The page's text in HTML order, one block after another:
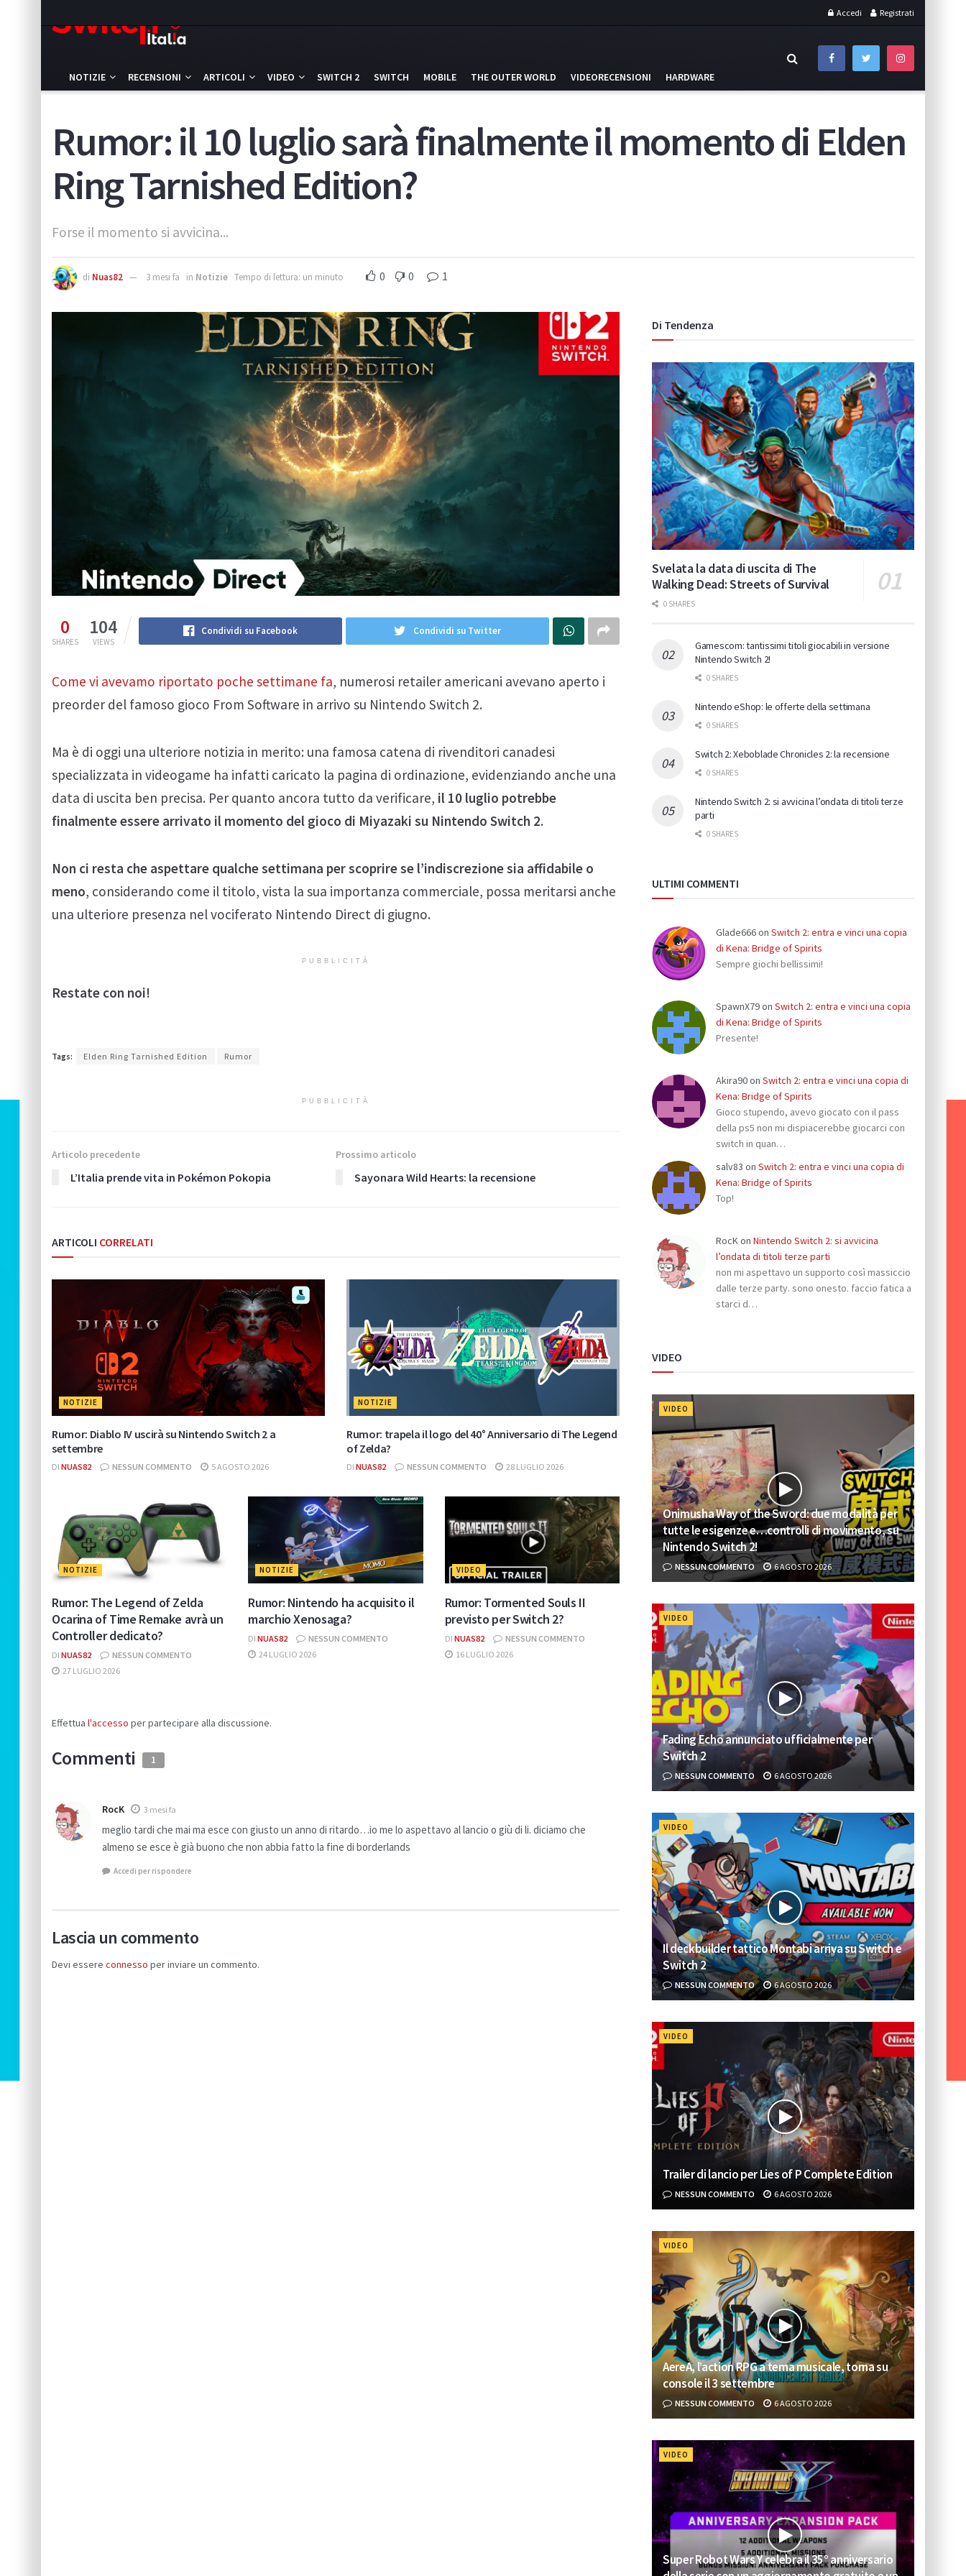
Accedi Registrati
NOTIZIE RECENSIONI ARTICOLI VIDEO SWITCH 2 SWITCH MOBILE THE OUTER WORLD VIDEORECENSIONI HARDWARE
Rumor: il 10 luglio sarà finalmente il momento di Elden
Ring Tarnished Edition?
Forse il momento si avvicina...
di Nuas82 3 mesi fa in Notizie Tempo di lettura: un minuto 0 0 1
0
SHARES
104
VIEWS
Condividi su Facebook Condividi su Twitter
Come vi avevamo riportato poche settimane fa, numerosi retailer americani avevano aperto i
preorder del famoso gioco From Software in arrivo su Nintendo Switch 2.
Ma è di oggi una ulteriore notizia in merito: una famosa catena di rivenditori canadesi
specializzata in videogame ha infatti caricato la pagina di ordinazione, evidenziando anche una
data di uscita ben precisa. Per quanto ancora tutto da verificare, il 10 luglio potrebbe
finalmente essere arrivato il momento del gioco di Miyazaki su Nintendo Switch 2.
Non ci resta che aspettare qualche settimana per scoprire se l’indiscrezione sia affidabile o
meno, considerando come il titolo, vista la sua importanza commerciale, possa meritarsi anche
una ulteriore presenza nel vociferato Nintendo Direct di giugno.
PUBBLICITÀ
Restate con noi!
Tags: Elden Ring Tarnished Edition Rumor
PUBBLICITÀ
Articolo precedente
L’Italia prende vita in Pokémon Pokopia
Prossimo articolo
Sayonara Wild Hearts: la recensione
ARTICOLI CORRELATI
NOTIZIE
Rumor: Diablo IV uscirà su Nintendo Switch 2 a
settembre
DI NUAS82 NESSUN COMMENTO 5 AGOSTO 2026
NOTIZIE
Rumor: trapela il logo del 40° Anniversario di The Legend
of Zelda?
DI NUAS82 NESSUN COMMENTO 28 LUGLIO 2026
NOTIZIE
Rumor: The Legend of Zelda
Ocarina of Time Remake avrà un
Controller dedicato?
DI NUAS82
NESSUN COMMENTO
27 LUGLIO 2026
NOTIZIE
Rumor: Nintendo ha acquisito il
marchio Xenosaga?
DI NUAS82
NESSUN COMMENTO
24 LUGLIO 2026
VIDEO
Rumor: Tormented Souls II
previsto per Switch 2?
DI NUAS82
NESSUN COMMENTO
16 LUGLIO 2026
Effettua l'accesso per partecipare alla discussione.
Commenti 1
RocK 3 mesi fa
meglio tardi che mai ma esce con giusto un anno di ritardo…io me lo aspettavo al lancio o giù di li. diciamo che
almeno se esce è già buono che non abbia fatto la fine di borderlands
Accedi per rispondere
Lascia un commento
Devi essere connesso per inviare un commento.
Di Tendenza
Svelata la data di uscita di The
Walking Dead: Streets of Survival
0 SHARES
Gamescom: tantissimi titoli giocabili in versione
Nintendo Switch 2!
0 SHARES
Nintendo eShop: le offerte della settimana
0 SHARES
Switch 2: Xeboblade Chronicles 2: la recensione
0 SHARES
Nintendo Switch 2: si avvicina l’ondata di titoli terze
parti
0 SHARES
ULTIMI COMMENTI
Glade666on Switch 2: entra e vinci una copia
di Kena: Bridge of Spirits
Sempre giochi bellissimi!
SpawnX79on Switch 2: entra e vinci una copia
di Kena: Bridge of Spirits
Presente!
Akira90on Switch 2: entra e vinci una copia di
Kena: Bridge of Spirits
Gioco stupendo, avevo giocato con il pass
della ps5 non mi dispiacerebbe giocarci con
switch in quan…
salv83 on Switch 2: entra e vinci una copia di
Kena: Bridge of Spirits
Top!
RocKon Nintendo Switch 2: si avvicina
l’ondata di titoli terze parti
non mi aspettavo un supporto così massiccio
dalle terze party. sono onesto. faccio fatica a
starci d…
VIDEO
VIDEO
Onimusha Way of the Sword: due modalità per
tutte le esigenze e…controlli di movimento, su
Nintendo Switch 2!
NESSUN COMMENTO 6 AGOSTO 2026
VIDEO
Fading Echo annunciato ufficialmente per
Switch 2
NESSUN COMMENTO 6 AGOSTO 2026
VIDEO
Il deckbuilder tattico Montabi arriva su Switch e
Switch 2
NESSUN COMMENTO 6 AGOSTO 2026
VIDEO
Trailer di lancio per Lies of P Complete Edition
NESSUN COMMENTO 6 AGOSTO 2026
VIDEO
AereA, l’action RPG a tema musicale, torna su
console il 3 settembre
NESSUN COMMENTO 6 AGOSTO 2026
VIDEO
Super Robot Wars Y celebra il 35° anniversario